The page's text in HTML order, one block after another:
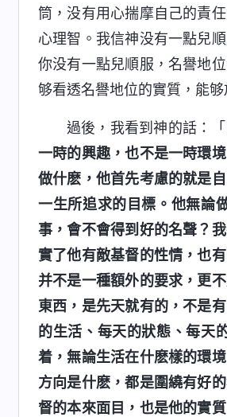
筒，没有用心揣摩自己的責
心理智。我信神没有一點兒
你没有一點兒順服，名譽地
够看透名譽地位的實質，能够
過後，我看到神的話：「
一時的興趣，也不是一時環
做什麽，他首先考慮的就是
一生所追求的目標。他無論
事，會不會得到好的名聲？
實了他有敵基督的性情，也
并不是一種額外的要求，更
東西，是先天就有的，不是
的生活、每天的狀態、每天
着，無論生活在什麽樣的環
方向是什麽，都是圍繞有好
督的本來面目，也是他的實